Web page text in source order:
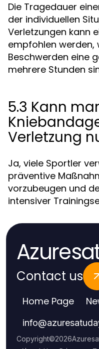
Die Tragedauer
der individuellen
Verletzungen kann
empfohlen werden,
Beschwerden eine
mehrere Stunden
5.3 Kann
Verletzung
Ja, viele Sportler
präventive
vorzubeugen und
intensiver
Contact us
Home Page
info@
Copyright©2026